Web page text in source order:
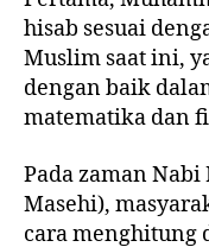
hisab sesuai
Muslim saat ini,
dengan baik
matematika dan
Pada zaman
Masehi),
cara menghitung